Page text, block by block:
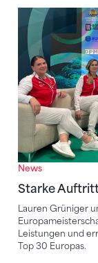
News
Starke
Lauren Grüniger
Leistungen und
Top 30 Europas.
Starke